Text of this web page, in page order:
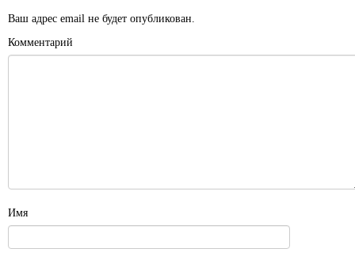
Ваш адрес email не будет опубликован.
Комментарий
Имя